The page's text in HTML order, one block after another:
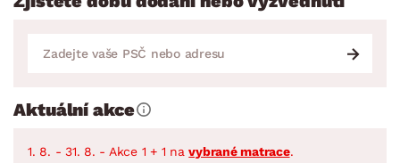
Aktuální akce
1. 8. - 31. 8. - Akce 1 + 1 navybrané matrace.